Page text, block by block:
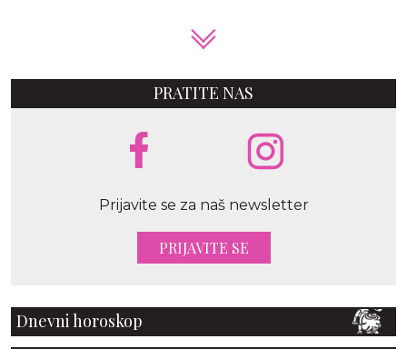
PRATITE NAS
Prijavite se za naš newsletter
PRIJAVITE SE
Dnevni horoskop